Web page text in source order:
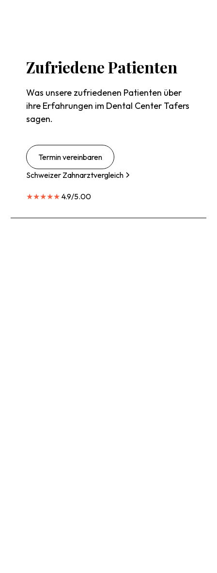
ZufriedenePatienten
Was unsere zufriedenen Patienten über
ihre Erfahrungen im Dental Center Tafers
sagen.
Termin vereinbaren
Schweizer Zahnarztvergleich
★★★★★4.9/5.00